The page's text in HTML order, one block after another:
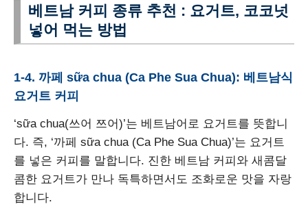
베트남 커피 종류 추천 : 요거트, 코코넛
넣어 먹는 방법
1-4. 까페 sữa chua (Ca Phe Sua Chua): 베트남식
요거트 커피
‘sữa chua(쓰어 쯔어)’는 베트남어로 요거트를 뜻합니
다. 즉, ‘까페 sữa chua (Ca Phe Sua Chua)’는 요거트
를 넣은 커피를 말합니다. 진한 베트남 커피와 새콤달
콤한 요거트가 만나 독특하면서도 조화로운 맛을 자랑
합니다.